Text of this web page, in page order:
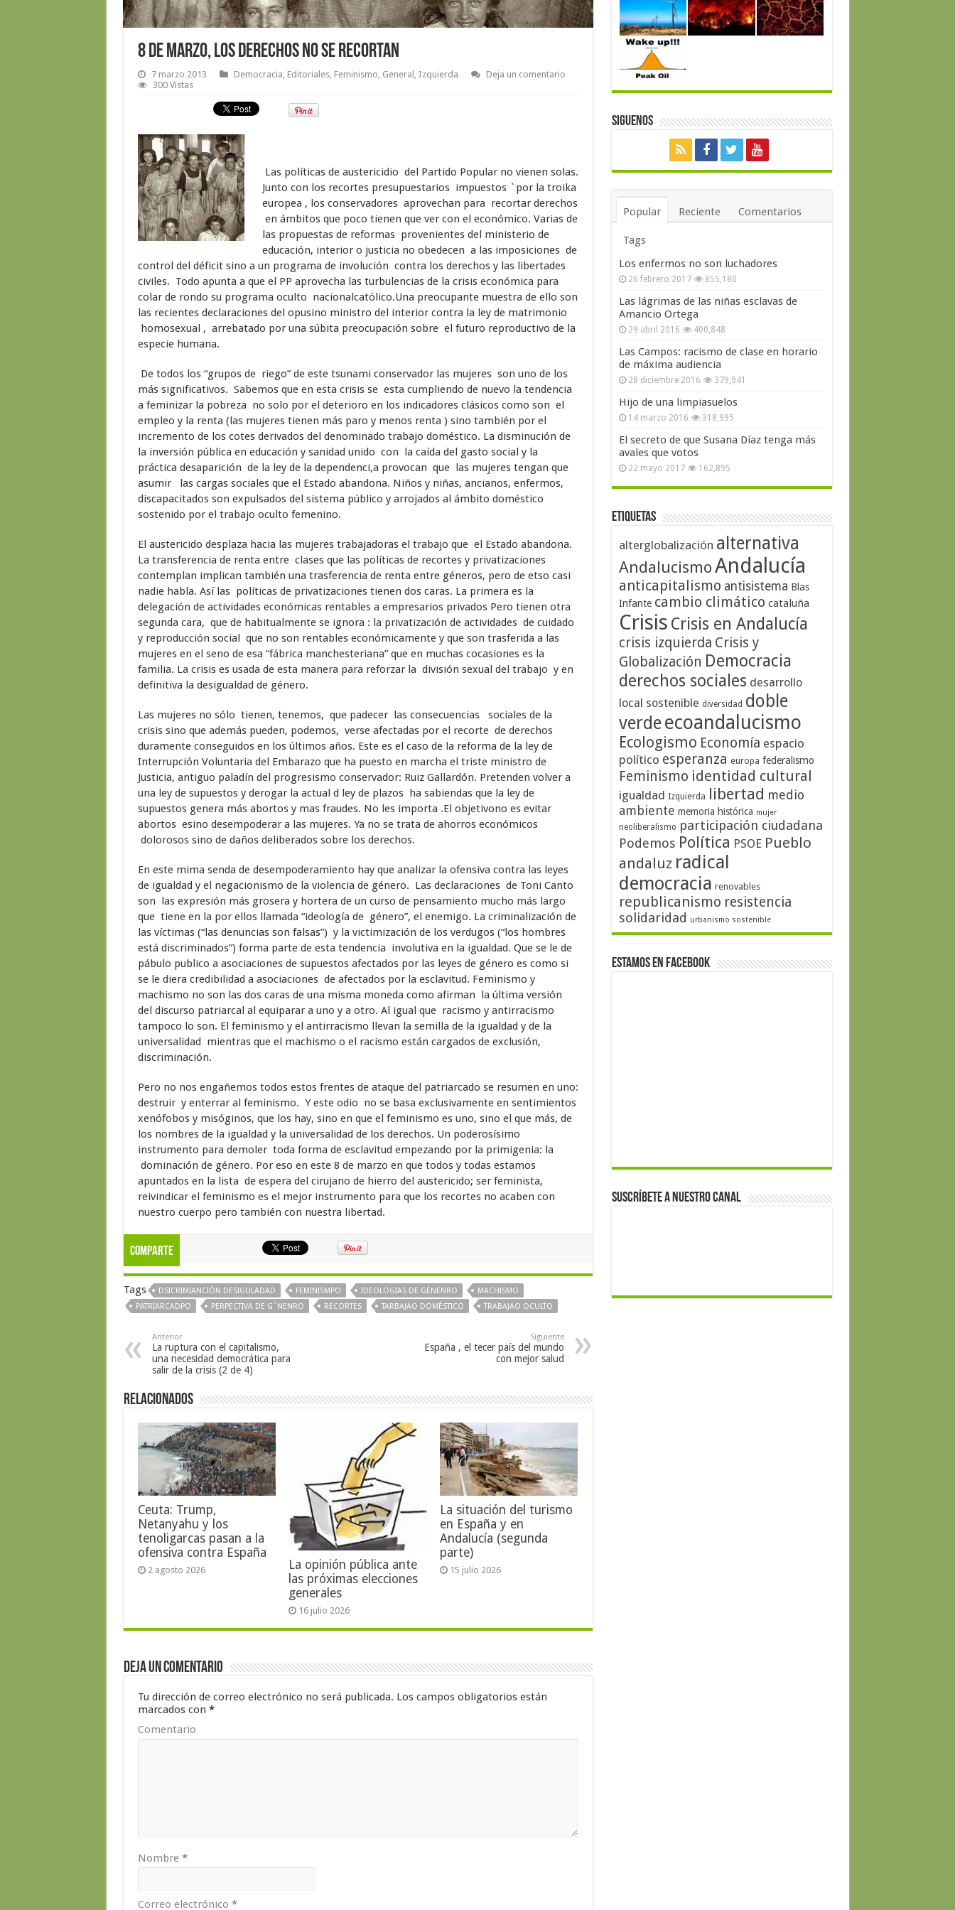
8 de marzo, los derechos no se recortan
7 marzo 2013 Democracia, Editoriales, Feminismo, General , Izquierda
Deja un comentario
300 Vistas
Las políticas de austericidio del Partido Popular no vienen solas.
Junto con los recortes presupuestarios impuestos `por la troika
europea , los conservadores aprovechan para recortar derechos
en ámbitos que poco tienen que ver con el económico. Varias de
las propuestas de reformas provenientes del ministerio de
educación, interior o justicia no obedecen a las imposiciones de
control del déficit sino a un programa de involución contra los derechos y las libertades
civiles. Todo apunta a que el PP aprovecha las turbulencias de la crisis económica para
colar de rondo su programa oculto nacionalcatólico.Una preocupante muestra de ello son
las recientes declaraciones del opusino ministro del interior contra la ley de matrimonio
homosexual , arrebatado por una súbita preocupación sobre el futuro reproductivo de la
especie humana.
De todos los “grupos de riego” de este tsunami conservador las mujeres son uno de los
más significativos. Sabemos que en esta crisis se esta cumpliendo de nuevo la tendencia
a feminizar la pobreza no solo por el deterioro en los indicadores clásicos como son el
empleo y la renta (las mujeres tienen más paro y menos renta ) sino también por el
incremento de los cotes derivados del denominado trabajo doméstico. La disminución de
la inversión pública en educación y sanidad unido con la caída del gasto social y la
práctica desaparición de la ley de la dependenci,a provocan que las mujeres tengan que
asumir las cargas sociales que el Estado abandona. Niños y niñas, ancianos, enfermos,
discapacitados son expulsados del sistema público y arrojados al ámbito doméstico
sostenido por el trabajo oculto femenino.
El austericido desplaza hacia las mujeres trabajadoras el trabajo que el Estado abandona.
La transferencia de renta entre clases que las políticas de recortes y privatizaciones
contemplan implican también una trasferencia de renta entre géneros, pero de etso casi
nadie habla. Así las políticas de privatizaciones tienen dos caras. La primera es la
delegación de actividades económicas rentables a empresarios privados Pero tienen otra
segunda cara, que de habitualmente se ignora : la privatización de actividades de cuidado
y reproducción social que no son rentables económicamente y que son trasferida a las
mujeres en el seno de esa “fábrica manchesteriana” que en muchas cocasiones es la
familia. La crisis es usada de esta manera para reforzar la división sexual del trabajo y en
definitiva la desigualdad de género.
Las mujeres no sólo tienen, tenemos, que padecer las consecuencias sociales de la
crisis sino que además pueden, podemos, verse afectadas por el recorte de derechos
duramente conseguidos en los últimos años. Este es el caso de la reforma de la ley de
Interrupción Voluntaria del Embarazo que ha puesto en marcha el triste ministro de
Justicia, antiguo paladín del progresismo conservador: Ruiz Gallardón. Pretenden volver a
una ley de supuestos y derogar la actual d ley de plazos ha sabiendas que la ley de
supuestos genera más abortos y mas fraudes. No les importa .El objetivono es evitar
abortos esino desempoderar a las mujeres. Ya no se trata de ahorros económicos
dolorosos sino de daños deliberados sobre los derechos.
En este mima senda de desempoderamiento hay que analizar la ofensiva contra las leyes
de igualdad y el negacionismo de la violencia de género. Las declaraciones de Toni Canto
son las expresión más grosera y hortera de un curso de pensamiento mucho más largo
que tiene en la por ellos llamada “ideología de género”, el enemigo. La criminalización de
las víctimas (“las denuncias son falsas”) y la victimización de los verdugos (“los hombres
está discriminados”) forma parte de esta tendencia involutiva en la igualdad. Que se le de
pábulo publico a asociaciones de supuestos afectados por las leyes de género es como si
se le diera credibilidad a asociaciones de afectados por la esclavitud. Feminismo y
machismo no son las dos caras de una misma moneda como afirman la última versión
del discurso patriarcal al equiparar a uno y a otro. Al igual que racismo y antirracismo
tampoco lo son. El feminismo y el antirracismo llevan la semilla de la igualdad y de la
universalidad mientras que el machismo o el racismo están cargados de exclusión,
discriminación.
Pero no nos engañemos todos estos frentes de ataque del patriarcado se resumen en uno:
destruir y enterrar al feminismo. Y este odio no se basa exclusivamente en sentimientos
xenófobos y misóginos, que los hay, sino en que el feminismo es uno, sino el que más, de
los nombres de la igualdad y la universalidad de los derechos. Un poderosísimo
instrumento para demoler toda forma de esclavitud empezando por la primigenia: la
dominación de género. Por eso en este 8 de marzo en que todos y todas estamos
apuntados en la lista de espera del cirujano de hierro del austericido; ser feminista,
reivindicar el feminismo es el mejor instrumento para que los recortes no acaben con
nuestro cuerpo pero también con nuestra libertad.
Comparte
Tags DSICRIMIANCIÓN DESIGULADAD FEMINISMPO IDEOLOGIAS DE GÉNENRO
MACHISMO
PATRIARCADPO
PERPECTIVA DE G´NENRO RECORTES TARBAJAO DOMÉSTICO TRABAJAO OCULTO
Anterior
La ruptura con el capitalismo,
una necesidad democrática para
salir de la crisis (2 de 4)
Siguiente
España , el tecer país del mundo
con mejor salud
Relacionados
Ceuta: Trump,
Netanyahu y los
tenoligarcas pasan a la
ofensiva contra España
2 agosto 2026
La opinión pública ante
las próximas elecciones
generales
16 julio 2026
La situación del turismo
en España y en
Andalucía (segunda
parte)
15 julio 2026
Deja un comentario
Tu dirección de correo electrónico no será publicada. Los campos obligatorios están
marcados con *
Comentario
Nombre *
Correo electrónico *
Siguenos
Popular Reciente Comentarios
Tags
Los enfermos no son luchadores
26 febrero 2017 855,180
Las lágrimas de las niñas esclavas de
Amancio Ortega
29 abril 2016 400,848
Las Campos: racismo de clase en horario
de máxima audiencia
28 diciembre 2016 379,941
Hijo de una limpiasuelos
14 marzo 2016 318,995
El secreto de que Susana Díaz tenga más
avales que votos
22 mayo 2017 162,895
Etiquetas
alterglobalización alternativa
AndalucismoAndalucía
anticapitalismo antisistema Blas
Infante cambio climático cataluña
Crisis Crisis en Andalucía
crisis izquierda Crisis y
Globalización Democracia
derechos sociales desarrollo
local sostenible diversidad doble
verdeecoandalucismo
Ecologismo Economía espacio
político esperanza europa federalismo
Feminismo identidad cultural
igualdad Izquierda libertad medio
ambiente memoria histórica mujer
neoliberalismo participación ciudadana
Podemos Política PSOE Pueblo
andaluz radical
democracia renovables
republicanismo resistencia
solidaridad urbanismo sostenible
Estamos en Facebook
Suscríbete a nuestro canal